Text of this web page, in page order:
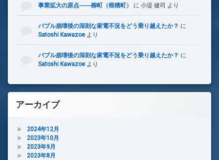
事業拡大の原点――柳町（根積町） に 小堤 健司 より
バブル崩壊後の深刻な家電不況をどう乗り越えたか？ に
Satoshi Kawazoeより
バブル崩壊後の深刻な家電不況をどう乗り越えたか？ に
Satoshi Kawazoeより
アーカイブ
2024年12月
2023年10月
2023年9月
2023年8月